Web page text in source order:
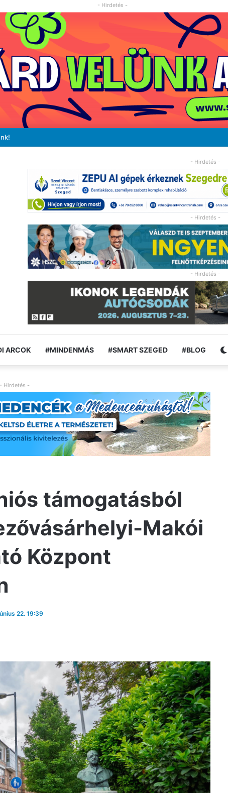
- Hirdetés -
- Hirdetés -
- Hirdetés -
- Hirdetés -
ARCOK #MINDENMÁS #SMART SZEGED #BLOG
- Hirdetés -
támogatásból
Makói
Központ
22. 19:39